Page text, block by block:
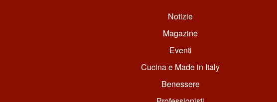
Notizie
Magazine
Eventi
Cucina e Made in Italy
Benessere